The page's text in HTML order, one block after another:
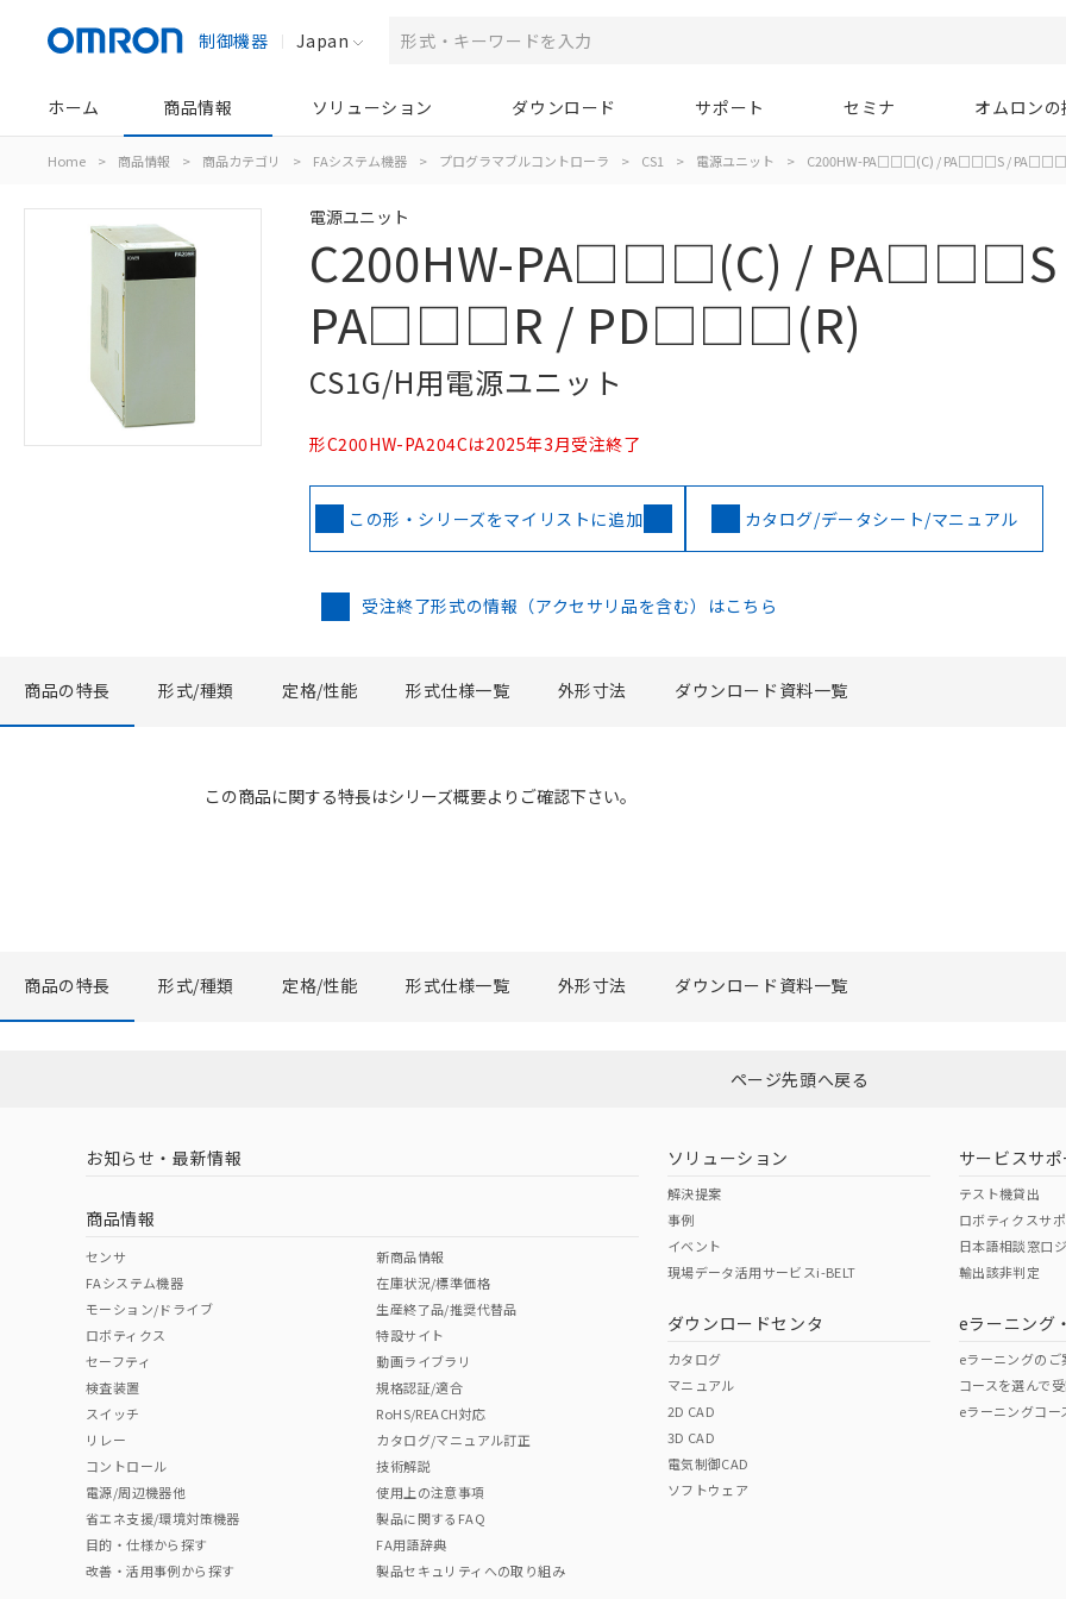
制御機器 Japan
ホーム 商品情報 ソリューション ダウンロード サポート セミナ オムロン
Home > 商品情報 > 商品カテゴリ > FAシステム機器 > プログラマブルコントローラ > CS1 > 電源ユニット > C200HW-PA□□□(C) / PA□□□S /
電源ユニット
C200HW-PA□□□(C) /
PA□□□R / PD□□□(R)
CS1G/H用電源ユニット
形C200HW-PA204Cは2025年3月受注終了
この形・シリーズをマイリストに追加 カタログ/データシート/マニュアル
受注終了形式の情報（アクセサリ品を含む）はこちら
商品の特長 形式/種類 定格/性能 形式仕様一覧 外形寸法 ダウンロード資料一覧
この商品に関する特長はシリーズ概要よりご確認下さい。
商品の特長 形式/種類 定格/性能 形式仕様一覧 外形寸法 ダウンロード資料一覧
ページ先頭へ戻る
お知らせ・最新情報
商品情報
センサ
FAシステム機器
モーション/ドライブ
ロボティクス
セーフティ
検査装置
スイッチ
リレー
コントロール
電源/周辺機器他
省エネ支援/環境対策機器
目的・仕様から探す
改善・活用事例から探す
新商品情報
在庫状況/標準価格
生産終了品/推奨代替品
特設サイト
動画ライブラリ
規格認証/適合
RoHS/REACH対応
カタログ/マニュアル訂正
技術解説
使用上の注意事項
製品に関するFAQ
FA用語辞典
製品セキュリティへの取り組み
ソリューション
解決提案
事例
イベント
現場データ活用サービスi-BELT
ダウンロードセンタ
カタログ
マニュアル
2D CAD
3D CAD
電気制御CAD
ソフトウェア
サービスサポ
テスト機貸出
ロボティクスサ
日本語相談窓口
輸出該非判定
eラーニング
eラーニングのご
コースを選んで
eラーニングコー